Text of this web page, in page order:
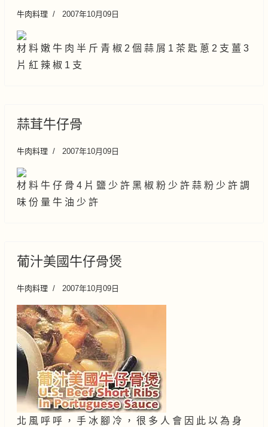
牛肉料理 2007年10月09日
材 料 嫩 牛 肉 半 斤 青 椒 2 個 蒜 屑 1 茶 匙 蔥 2 支 薑 3
片 紅 辣 椒 1 支
蒜茸牛仔骨
牛肉料理 2007年10月09日
材 料 牛 仔 骨 4 片 鹽 少 許 黑 椒 粉 少 許 蒜 粉 少 許 調
味 份 量 牛 油 少 許
葡汁美國牛仔骨煲
牛肉料理 2007年10月09日
北 風 呼 呼 ， 手 冰 腳 冷 ， 很 多 人 會 因 此 以 為 身